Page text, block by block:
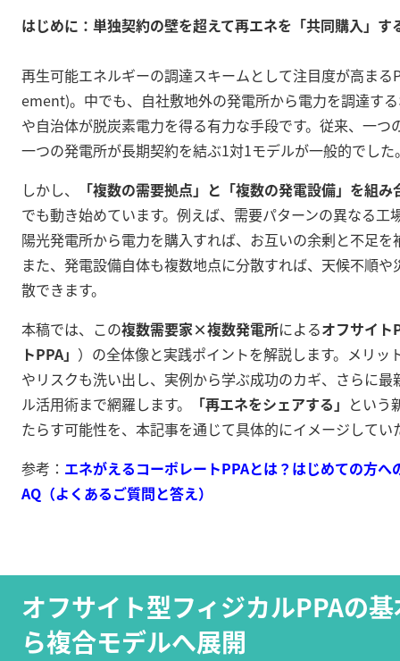
はじめに：単独契約の壁を超えて再エネを「共同購入」す
再生可能エネルギーの調達スキームとして注目度が高ま
ement)。中でも、自社敷地外の発電所から電力を調達する
や自治体が脱炭素電力を得る有力な手段です。従来、一つ
一つの発電所が長期契約を結ぶ1対1モデルが一般的でした
しかし、
「複数の需要拠点」と「複数の発電設備」を組み
でも動き始めています。例えば、需要パターンの異なる工
陽光発電所から電力を購入すれば、お互いの余剰と不足を
また、発電設備自体も複数地点に分散すれば、天候不順
散できます。
本稿では、この複数需要家×複数発電所によるオフサイト
トPPA」 ）の全体像と実践ポイントを解説します。メリッ
やリスクも洗い出し、実例から学ぶ成功のカギ、さらに
ル活用術まで網羅します。
「再エネをシェアする」 という
たらす可能性を、本記事を通じて具体的にイメージしてい
参考： エネがえるコーポレートPPAとは？はじめての方へ
AQ（よくあるご質問と答え）
オフサイト型フィジカルPPAの
ら複合モデルへ展開